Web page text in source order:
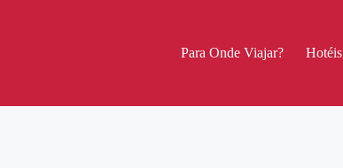
Para Onde Viajar? Hotéis